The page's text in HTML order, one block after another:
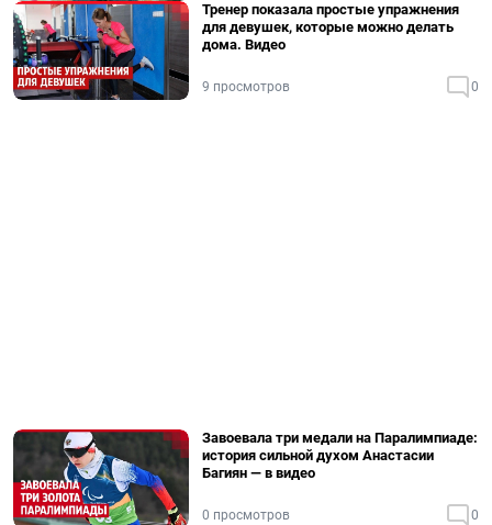
Тренер показала простые упражнения
для девушек, которые можно делать
дома. Видео
9 просмотров 0
Завоевала три медали на Паралимпиаде:
история сильной духом Анастасии
Багиян — в видео
0 просмотров 0